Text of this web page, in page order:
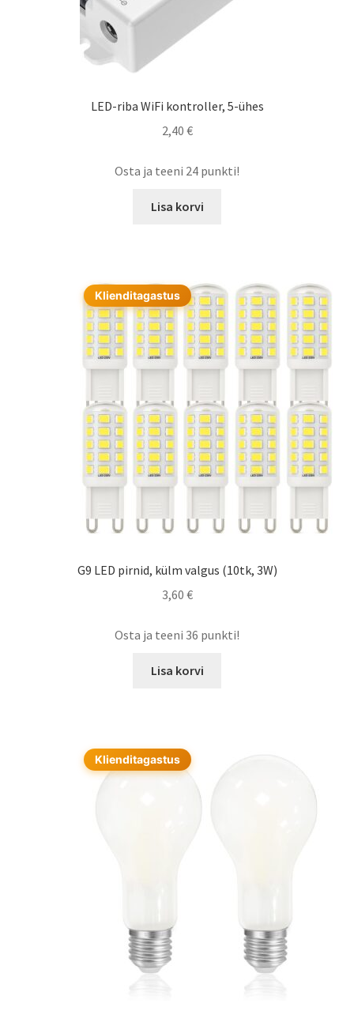
LED-riba WiFi kontroller, 5-ühes
2,40 €
Osta ja teeni 24 punkti!
Lisa korvi
Klienditagastus
G9 LED pirnid, külm valgus (10tk, 3W)
3,60 €
Osta ja teeni 36 punkti!
Lisa korvi
Klienditagastus